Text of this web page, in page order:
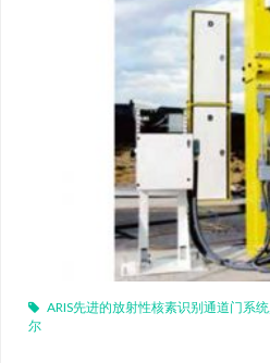
ARIS先进的放射性核素识别通道门系统
尔